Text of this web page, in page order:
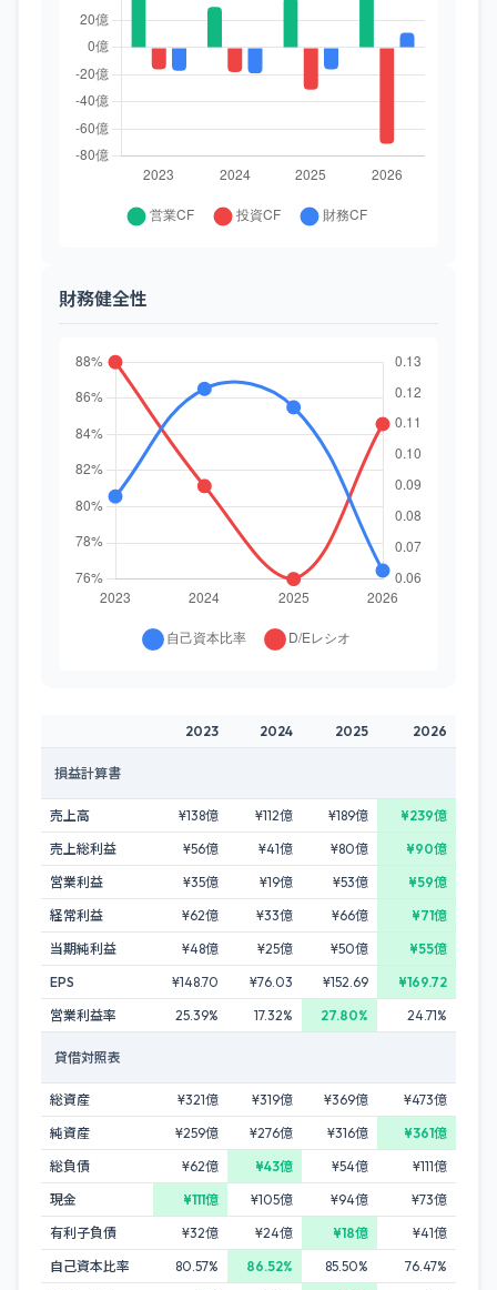
財務健全性
2023 2024 2025 2026
損益計算書
売上高 ¥138億 ¥112億 ¥189億
¥239億
売上総利益
¥56億 ¥41億 ¥80億
¥90億
営業利益
¥35億 ¥19億 ¥53億
¥59億
経常利益
¥62億 ¥33億 ¥66億
¥71億
当期純利益
¥48億 ¥25億 ¥50億
¥55億
EPS
¥148.70 ¥76.03 ¥152.69
¥169.72
営業利益率
25.39% 17.32% 27.80% 24.71%
貸借対照表
総資産 ¥321億 ¥319億 ¥369億
¥473億
純資産
¥259億 ¥276億 ¥316億
¥361億
総負債
¥62億 ¥43億 ¥54億
¥111億
現金
¥111億 ¥105億 ¥94億
¥73億
有利子負債
¥32億 ¥24億 ¥18億
¥41億
自己資本比率
80.57% 86.52% 85.50%
76.47%